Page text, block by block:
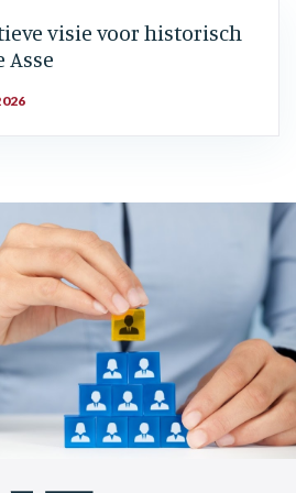
visie voor historisch